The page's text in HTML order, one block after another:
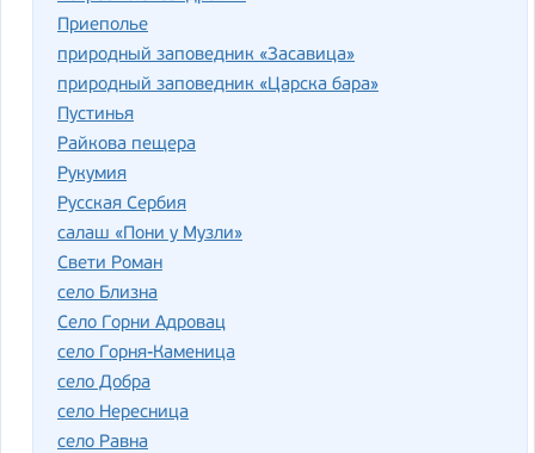
Приеполье
природный заповедник «Засавица»
природный заповедник «Царска бара»
Пустинья
Райкова пещера
Рукумия
Русская Сербия
салаш «Пони у Музли»
Свети Роман
село Близна
Село Горни Адровац
село Горня-Каменица
село Добра
село Нересница
село Равна